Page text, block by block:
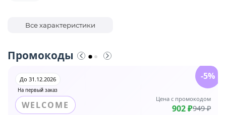
Все характеристики
Промокоды
На первый заказ
До 31.12.2026
WELCOME
Цена с промокодом
902 ₽949 ₽
-5%